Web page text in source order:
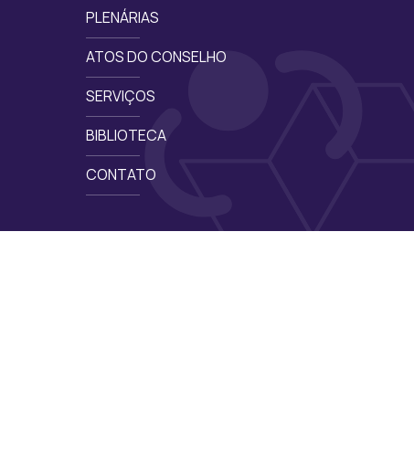
PLENÁRIAS
ATOS DO CONSELHO
SERVIÇOS
BIBLIOTECA
CONTATO